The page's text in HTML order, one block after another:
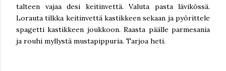
talteen vajaa desi keitinvettä. Valuta pasta lävikössä.
Lorauta tilkka keitinvettä kastikkeen sekaan ja pyörittele
spagetti kastikkeen joukkoon. Raasta päälle parmesania
ja rouhi myllystä mustapippuria. Tarjoa heti.